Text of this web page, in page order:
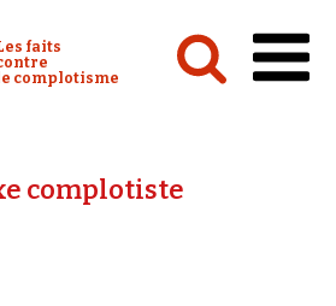
Watch :
faits
complotisme
complotiste